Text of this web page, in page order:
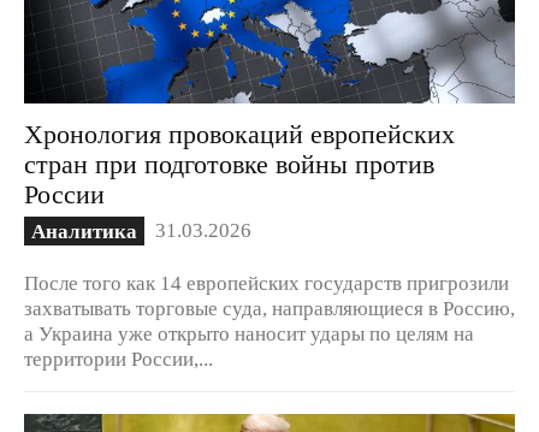
Хронология провокаций европейских
стран при подготовке войны против
России
Аналитика 31.03.2026
После того как 14 европейских государств пригрозили
захватывать торговые суда, направляющиеся в Россию,
а Украина уже открыто наносит удары по целям на
территории России,...